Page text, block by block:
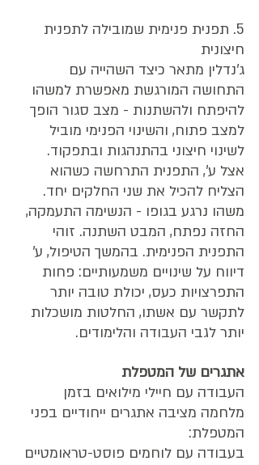
5. תפנית פנימית שמובילה לתפנית
חיצונית
ג'נדלין מתאר כיצד השהייה עם
התחושה המורגשת מאפשרת למשהו
להיפתח ולהשתנות - מצב סגור הופך
למצב פתוח, והשינוי הפנימי מוביל
לשינוי חיצוני בהתנהגות ובתפקוד.
אצל ע', התפנית התרחשה כשהוא
הצליח להכיל את שני החלקים יחד.
משהו נרגע בגופו - הנשימה התעמקה,
החזה נפתח, המבט השתנה. זוהי
התפנית הפנימית. בהמשך הטיפול, ע'
דיווח על שינויים משמעותיים: פחות
התפרצויות כעס, יכולת טובה יותר
לתקשר עם אשתו, החלטות מושכלות
יותר לגבי העבודה והלימודים.
אתגרים של המטפלת
העבודה עם חיילי מילואים בזמן
מלחמה מציבה אתגרים ייחודיים בפני
המטפלת:
בעבודה עם לוחמים פוסט-טראומטיים